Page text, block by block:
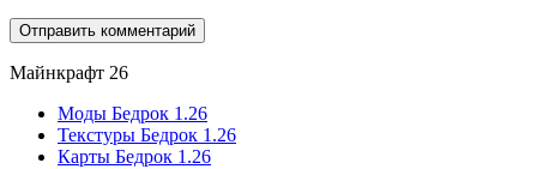
Майнкрафт 26
Моды Бедрок 1.26
Текстуры Бедрок 1.26
Карты Бедрок 1.26